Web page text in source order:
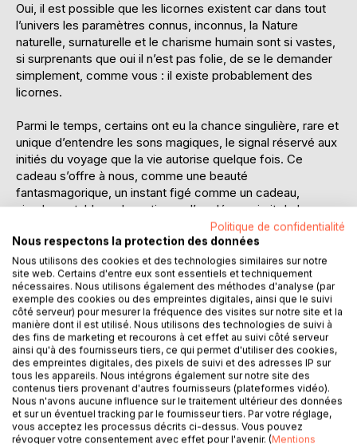
Oui, il est possible que les licornes existent car dans tout
l’univers les paramètres connus, inconnus, la Nature
naturelle, surnaturelle et le charisme humain sont si vastes,
si surprenants que oui il n’est pas folie, de se le demander
simplement, comme vous : il existe probablement des
licornes.
Parmi le temps, certains ont eu la chance singulière, rare et
unique d’entendre les sons magiques, le signal réservé aux
initiés du voyage que la vie autorise quelque fois. Ce
cadeau s’offre à nous, comme une beauté
fantasmagorique, un instant figé comme un cadeau,
simple, un tableau du matin que l’on découvrirait de bonne
heure en ouvrant sa porte. Une initiation à la Vie, une
redécouverte de la nature.
Une Nature qui livrerait avec beaucoup de spontanéité, de
générosité et surtout de simplicité ses formes, ses
ombres.
En y pénétrant, elle peut vous offrir son grelot de lumière.
Car comme un cristal, il y a de l’eau et du feu, il y a la rivière
dans la clairière. Il y a ce monde d’eau et de lumière : le
ruisseau, le lac mais encore cet océan mystérieux : l’océan
d’Agage. Il existe aussi la montagne sacrée aux confins du
Kham (dans le Tibet oriental) où des licornes, des
unicornes auraient été aperçues au bas moyen âge.
Il existe en fait, une nature peu connue, préservée, et qui
Politique de confidentialité
Nous respectons la protection des données
Nous utilisons des cookies et des technologies similaires sur notre
site web. Certains d'entre eux sont essentiels et techniquement
nécessaires. Nous utilisons également des méthodes d'analyse (par
exemple des cookies ou des empreintes digitales, ainsi que le suivi
côté serveur) pour mesurer la fréquence des visites sur notre site et la
manière dont il est utilisé. Nous utilisons des technologies de suivi à
des fins de marketing et recourons à cet effet au suivi côté serveur
ainsi qu'à des fournisseurs tiers, ce qui permet d'utiliser des cookies,
des empreintes digitales, des pixels de suivi et des adresses IP sur
tous les appareils. Nous intégrons également sur notre site des
contenus tiers provenant d'autres fournisseurs (plateformes vidéo).
Nous n'avons aucune influence sur le traitement ultérieur des données
et sur un éventuel tracking par le fournisseur tiers. Par votre réglage,
vous acceptez les processus décrits ci-dessus. Vous pouvez
révoquer votre consentement avec effet pour l'avenir. (Mentions